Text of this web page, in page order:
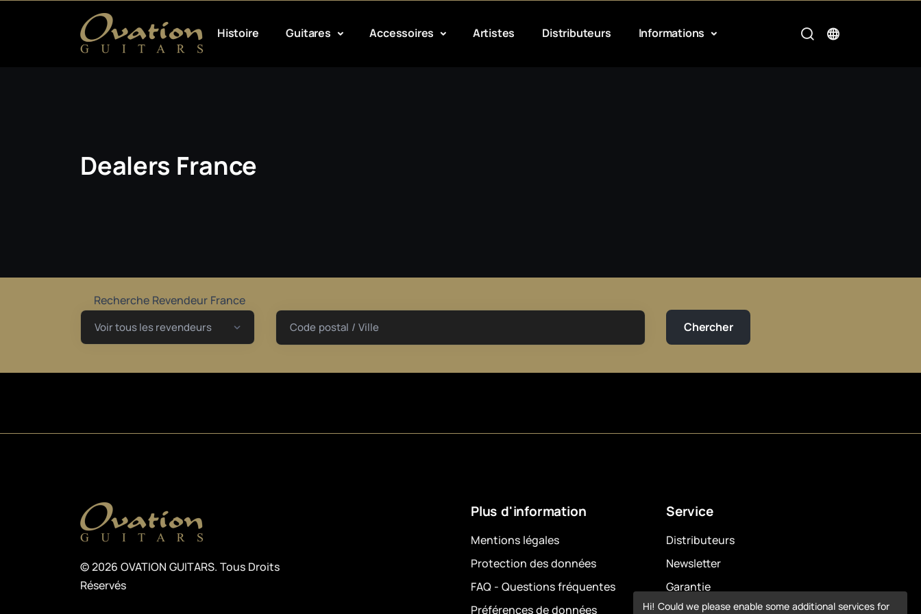
Histoire Guitares Accessoires Artistes Distributeurs Informations
Dealers France
Recherche Revendeur France
Code postal / Ville
© 2026 OVATION GUITARS. Tous Droits
Réservés
Plus d'information
Mentions légales
Protection des données
FAQ - Questions fréquentes
Préférences de données
Service
Distributeurs
Newsletter
Garantie
Downloads
Hi! Could we please enable some additional services for